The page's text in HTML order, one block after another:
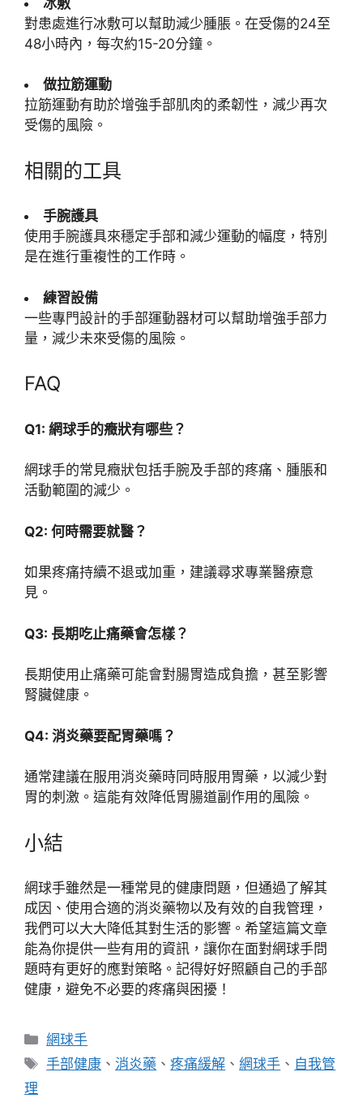
對患處進行冰敷可以幫助減少腫脹。在受傷的24至
48小時內，每次約15-20分鐘。
做拉筋運動
拉筋運動有助於增強手部肌肉的柔韌性，減少再次
受傷的風險。
相關的工具
手腕護具
使用手腕護具來穩定手部和減少運動的幅度，特別
是在進行重複性的工作時。
練習設備
一些專門設計的手部運動器材可以幫助增強手部力
量，減少未來受傷的風險。
FAQ
Q1: 網球手的癥狀有哪些？
網球手的常見癥狀包括手腕及手部的疼痛、腫脹和
活動範圍的減少。
Q2: 何時需要就醫？
如果疼痛持續不退或加重，建議尋求專業醫療意
見。
Q3: 長期吃止痛藥會怎樣？
長期使用止痛藥可能會對腸胃造成負擔，甚至影響
腎臟健康。
Q4: 消炎藥要配胃藥嗎？
通常建議在服用消炎藥時同時服用胃藥，以減少對
胃的刺激。這能有效降低胃腸道副作用的風險。
小結
網球手雖然是一種常見的健康問題，但通過了解其
成因、使用合適的消炎藥物以及有效的自我管理，
我們可以大大降低其對生活的影響。希望這篇文章
能為你提供一些有用的資訊，讓你在面對網球手問
題時有更好的應對策略。記得好好照顧自己的手部
健康，避免不必要的疼痛與困擾！
分
類
網球手
標
手部健康 、消炎藥 、疼痛緩解 、網球手 、 自我管
理